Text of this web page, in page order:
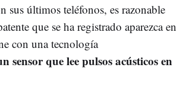
sus últimos teléfonos, es razonable
que se ha registrado aparezca en
con una tecnología
sensor que lee pulsos acústicos en